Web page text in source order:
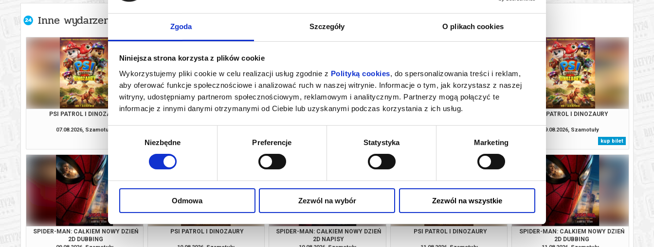
Zgoda Szczegóły O plikach cookies
Niniejsza strona korzysta z plików cookie
Wykorzystujemy pliki cookie w celu realizacji usług zgodnie z Polityką cookies, do spersonalizowania treści i reklam,
aby oferować funkcje społecznościowe i analizować ruch w naszej witrynie. Informacje o tym, jak korzystasz z naszej
witryny, udostępniamy partnerom społecznościowym, reklamowym i analitycznym. Partnerzy mogą połączyć te
informacje z innymi danymi otrzymanymi od Ciebie lub uzyskanymi podczas korzystania z ich usług.
Wybór
Niezbędne Preferencje Statystyka Marketing
Odmowa Zezwól na wybór Zezwól na wszystkie
Inne wydarzenia organizatora
PSI PATROL I DINOZAURY
07.08.2026, Szamotuły
SPIDER-MAN: CAŁKIEM NOWY DZIEŃ
kup bilet
PSI PATROL I DINOZAURY
kup bilet
SPIDER-MAN: CAŁKIEM NOWY DZIEŃ
kup bilet
PSI PATROL I DINOZAURY
09.08.2026, Szamotuły
kup bilet
SPIDER-MAN: CAŁKIEM NOWY DZIEŃ
2D DUBBING
PSI PATROL I DINOZAURY
SPIDER-MAN: CAŁKIEM NOWY DZIEŃ
2D NAPISY
PSI PATROL I DINOZAURY
SPIDER-MAN: CAŁKIEM NOWY DZIEŃ
2D DUBBING